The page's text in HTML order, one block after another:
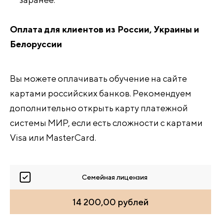
Оплата для клиентов из России, Украины и
Белоруссии
Вы можете оплачивать обучение на сайте
картами российских банков. Рекомендуем
дополнительно открыть карту платежной
системы МИР, если есть сложности с картами
Visa или MasterCard.
Семейная лицензия
14 200,00 рублей